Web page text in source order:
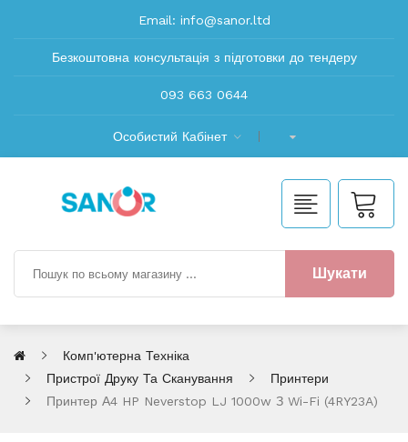
Email: info@sanor.ltd
Безкоштовна консультація з підготовки до тендеру
093 663 0644
Особистий Кабінет
Шукати
Комп'ютерна Техніка
Пристрої Друку Та Сканування
Принтери
Принтер А4 HP Neverstop LJ 1000w З Wi-Fi (4RY23A)